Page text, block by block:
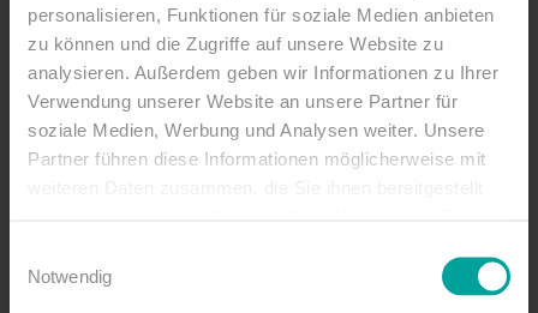
personalisieren, Funktionen für soziale Medien anbieten
zu können und die Zugriffe auf unsere Website zu
analysieren. Außerdem geben wir Informationen zu Ihrer
Verwendung unserer Website an unsere Partner für
soziale Medien, Werbung und Analysen weiter. Unsere
Partner führen diese Informationen möglicherweise mit
Notwendig
StrandGut
Resort St.Peter-
Ording
live auf unserer großen LED-Leinwand (in der